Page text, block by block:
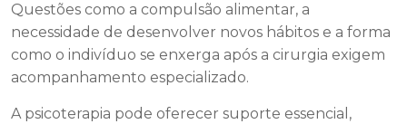
Questões como a compulsão alimentar, a
necessidade de desenvolver novos hábitos e a forma
como o indivíduo se enxerga após a cirurgia exigem
acompanhamento especializado.
A psicoterapia pode oferecer suporte essencial,